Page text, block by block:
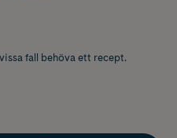
fall behöva ett recept.